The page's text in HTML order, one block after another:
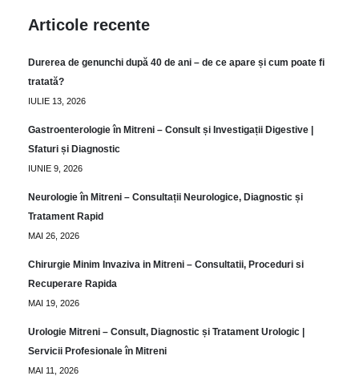
Articole recente
Durerea de genunchi după 40 de ani – de ce apare și cum poate fi
tratată?
IULIE 13, 2026
Gastroenterologie în Mitreni – Consult și Investigații Digestive |
Sfaturi și Diagnostic
IUNIE 9, 2026
Neurologie în Mitreni – Consultații Neurologice, Diagnostic și
Tratament Rapid
MAI 26, 2026
Chirurgie Minim Invaziva in Mitreni – Consultatii, Proceduri si
Recuperare Rapida
MAI 19, 2026
Urologie Mitreni – Consult, Diagnostic și Tratament Urologic |
Servicii Profesionale în Mitreni
MAI 11, 2026